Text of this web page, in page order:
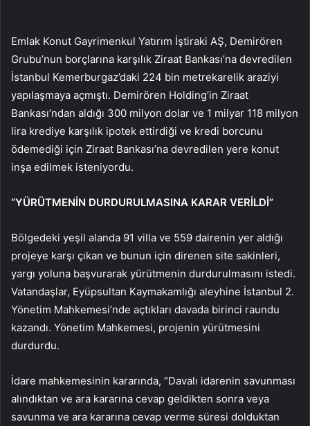
Emlak Konut Gayrimenkul Yatırım İştiraki AŞ, Demirören
Grubu’nun borçlarına karşılık Ziraat Bankası’na devredilen
İstanbul Kemerburgaz’daki 224 bin metrekarelik araziyi
yapılaşmaya açmıştı. Demirören Holding’in Ziraat
Bankası’ndan aldığı 300 milyon dolar ve 1 milyar 118 milyon
lira krediye karşılık ipotek ettirdiği ve kredi borcunu
ödemediği için Ziraat Bankası’na devredilen yere konut
inşa edilmek isteniyordu.
“YÜRÜTMENİN DURDURULMASINA KARAR VERİLDİ”
Bölgedeki yeşil alanda 91 villa ve 559 dairenin yer aldığı
projeye karşı çıkan ve bunun için direnen site sakinleri,
yargı yoluna başvurarak yürütmenin durdurulmasını istedi.
Vatandaşlar, Eyüpsultan Kaymakamlığı aleyhine İstanbul 2.
Yönetim Mahkemesi’nde açtıkları davada birinci raundu
kazandı. Yönetim Mahkemesi, projenin yürütmesini
durdurdu.
İdare mahkemesinin kararında, “Davalı idarenin savunması
alındıktan ve ara kararına cevap geldikten sonra veya
savunma ve ara kararına cevap verme süresi dolduktan